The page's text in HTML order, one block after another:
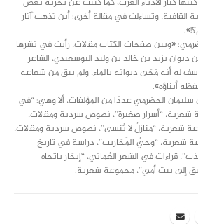
القافية، وتساءلت في مقالة أخرى: أين تذهب آثار
«وبين صفحات الكتاب مقالات، رأيت في نشرها
ديوان يزيد بن خالد بن وليد البوسعيدي، الشاعر
له أنه مَحَى ديوانه بالماء، ولم يبق من شعاعه
أبناؤه».
الحضرمي عددًا من المؤلفات، ألا وهي: “في
شعرية، “أسرار صَغيرة”، نصوص سردية ومقالات،
شعرية، “منازلُ لا تُنسَى”، نصوص سردية ومقالات،
شعرية، “وَحيُ المَحَاريب”، دراسة في تاريخ
قراءات في الشعر العُماني، “إبحَار باتجاه
إلى بيت أمي”، مجموعة شعرية.